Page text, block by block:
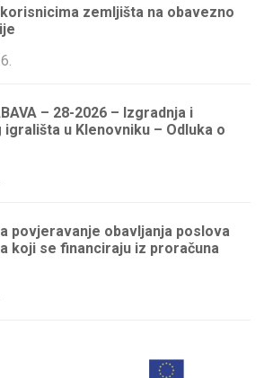
zemljišta na obavezno
– 28-2026 – Izgradnja i
u Klenovniku – Odluka o
povjeravanje obavljanja poslova
koji se financiraju iz proračuna